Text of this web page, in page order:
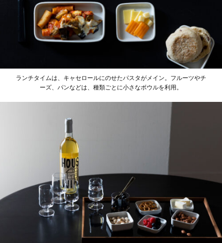
ランチタイムは、キャセロールにのせたパスタがメイン。フルーツやチ
ーズ、パンなどは、種類ごとに小さなボウルを利用。